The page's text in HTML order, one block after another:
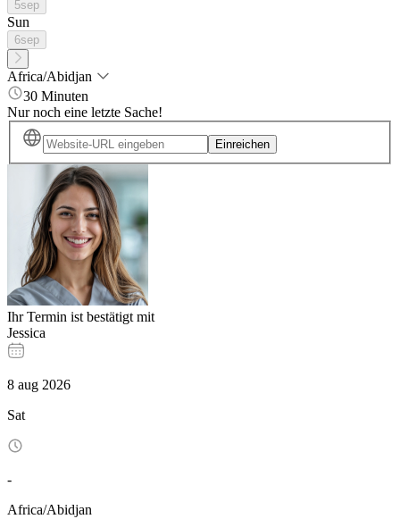
5sep
Sun
6sep
Africa/Abidjan
30 Minuten
Nur noch eine letzte Sache!
Einreichen
Ihr Termin ist bestätigt mit
Jessica
8 aug 2026
Sat
-
Africa/Abidjan